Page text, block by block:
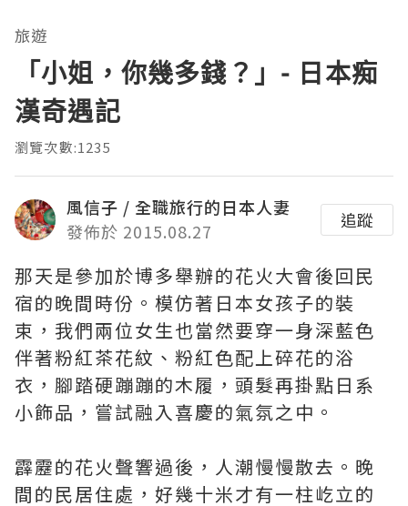
旅遊
「小姐，你幾多錢？」- 日本痴
漢奇遇記
瀏覽次數:1235
風信子 / 全職旅行的日本人妻
發佈於 2015.08.27
追蹤
那天是參加於博多舉辦的花火大會後回民
宿的晚間時份。模仿著日本女孩子的裝
束，我們兩位女生也當然要穿一身深藍色
伴著粉紅茶花紋、粉紅色配上碎花的浴
衣，腳踏硬蹦蹦的木履，頭髮再掛點日系
小飾品，嘗試融入喜慶的氣氛之中。
霹靂的花火聲響過後，人潮慢慢散去。晚
間的民居住處，好幾十米才有一柱屹立的